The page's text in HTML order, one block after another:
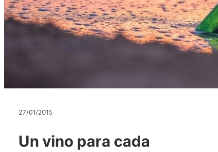
27/01/2015
Un vino para cada